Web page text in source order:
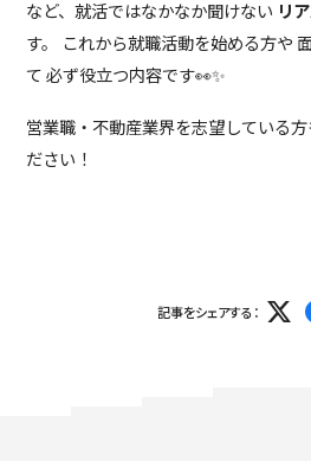
など、就活ではなかなか聞けない リ
す。 これから就職活動を始める方や
て 必ず役立つ内容です👀✨
営業職・不動産業界を志望している
ださい！
記事をシェアする：